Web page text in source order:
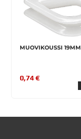
MUOVIKOUSSI 19MM
0,74 €